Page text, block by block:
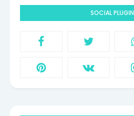
SOCIAL PLUGIN